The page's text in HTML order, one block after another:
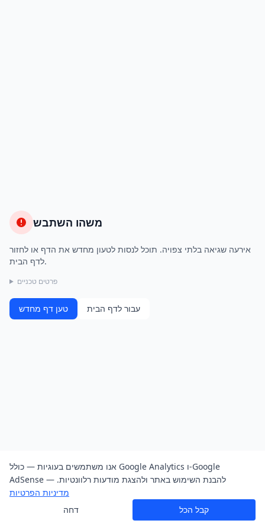
משהו השתבש
אירעה שגיאה בלתי צפויה. תוכל לנסות לטעון מחדש את הדף או לחזור
לדף הבית.
פרטים טכניים
טען דף מחדש עבור לדף הבית
אנו משתמשים בעוגיות — כולל Google Analytics ו-Google
AdSense — להבנת השימוש באתר ולהצגת מודעות רלוונטיות.
מדיניות הפרטיות
דחה
קבל הכל